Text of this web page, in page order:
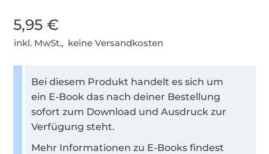
5,95 €
inkl. MwSt., keine Versandkosten
Bei diesem Produkt handelt es sich um
ein E-Book das nach deiner Bestellung
sofort zum Download und Ausdruck zur
Verfügung steht.
Mehr Informationen zu E-Books findest